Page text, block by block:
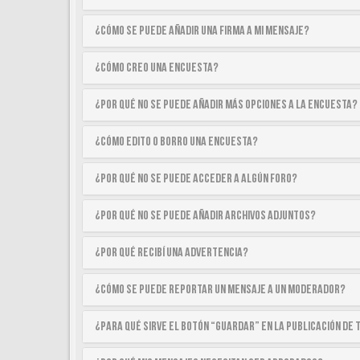
¿Cómo se puede añadir una firma a mi mensaje?
¿Cómo creo una encuesta?
¿Por qué no se puede añadir más opciones a la encuesta?
¿Cómo edito o borro una encuesta?
¿Por qué no se puede acceder a algún foro?
¿Por qué no se puede añadir archivos adjuntos?
¿Por qué recibí una advertencia?
¿Cómo se puede reportar un mensaje a un moderador?
¿Para qué sirve el botón “Guardar” en la publicación de